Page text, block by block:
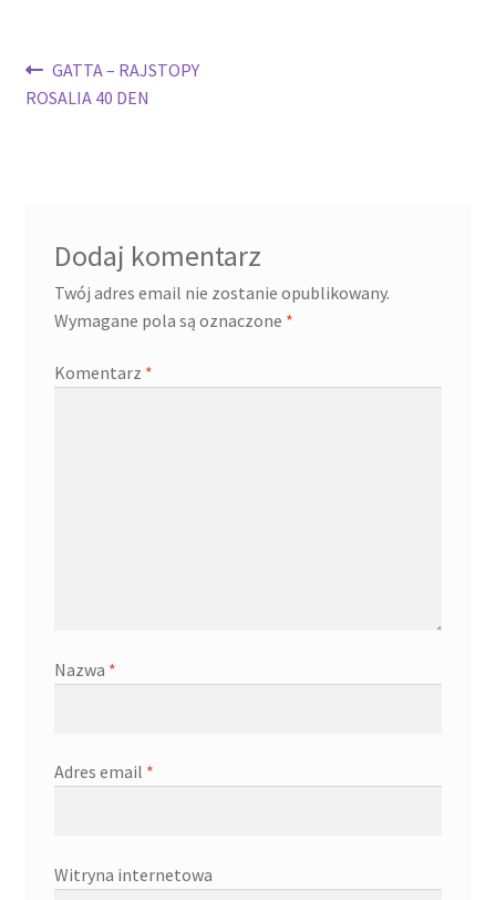
Nawigacja
wpisu
Poprzedni
wpis:
GATTA – RAJSTOPY
ROSALIA 40 DEN
Dodaj komentarz
Twój adres email nie zostanie opublikowany.
Wymagane pola są oznaczone *
Komentarz *
Nazwa *
Adres email *
Witryna internetowa